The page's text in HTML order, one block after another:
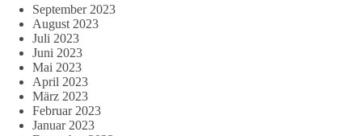
September 2023
August 2023
Juli 2023
Juni 2023
Mai 2023
April 2023
März 2023
Februar 2023
Januar 2023